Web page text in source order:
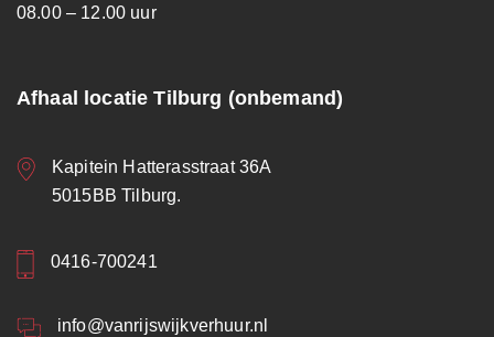
08.00 – 12.00 uur
Afhaal locatie Tilburg (onbemand)
Kapitein Hatterasstraat 36A
5015BB Tilburg.
0416-700241
info@vanrijswijkverhuur.nl